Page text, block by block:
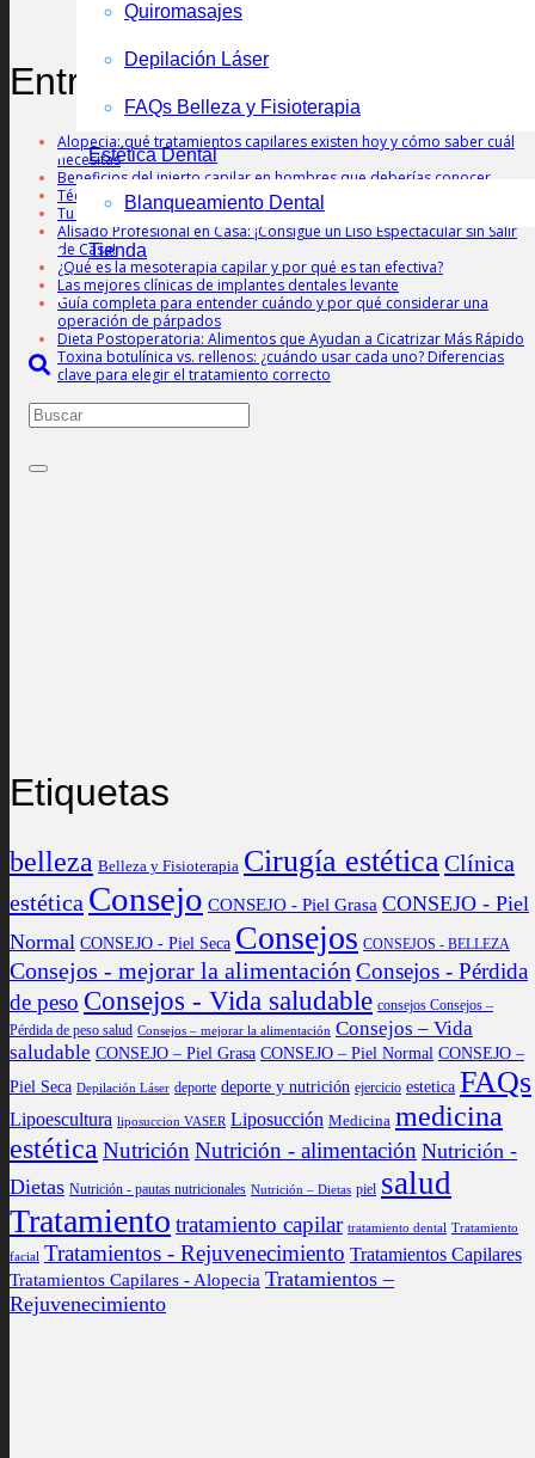
Quiromasajes
Depilación Láser
FAQs Belleza y Fisioterapia
Estética Dental
Blanqueamiento Dental
Tienda
Entradas recientes
Alopecia: qué tratamientos capilares existen hoy y cómo saber cuál
necesitas
Beneficios del injerto capilar en hombres que deberías conocer
Técnicas de Cirugía de Pecho
Tu Sonrisa, descubre los Pilares de la Odontología Moderna
Alisado Profesional en Casa: ¡Consigue un Liso Espectacular sin Salir
de Casa!
¿Qué es la mesoterapia capilar y por qué es tan efectiva?
Las mejores clínicas de implantes dentales levante
Guía completa para entender cuándo y por qué considerar una
operación de párpados
Dieta Postoperatoria: Alimentos que Ayudan a Cicatrizar Más Rápido
Toxina botulínica vs. rellenos: ¿cuándo usar cada uno? Diferencias
clave para elegir el tratamiento correcto
Etiquetas
belleza Belleza y Fisioterapia Cirugía estéticaClínica
estética Consejo CONSEJO - Piel Grasa CONSEJO - Piel
Normal CONSEJO - Piel Seca Consejos CONSEJOS - BELLEZA
Consejos - mejorar la alimentación Consejos - Pérdida
de peso Consejos - Vida saludable consejos Consejos –
Pérdida de peso salud Consejos – mejorar la alimentación Consejos – Vida
saludable CONSEJO – Piel Grasa CONSEJO – Piel Normal CONSEJO –
Piel Seca Depilación Láser deporte deporte y nutrición ejercicio estetica FAQs
Lipoescultura liposuccion VASER Liposucción Medicina medicina
estética Nutrición Nutrición - alimentación Nutrición -
Dietas Nutrición - pautas nutricionales Nutrición – Dietas piel salud
Tratamiento tratamiento capilar tratamiento dental Tratamiento
facial Tratamientos - Rejuvenecimiento Tratamientos Capilares
Tratamientos Capilares - Alopecia Tratamientos –
Rejuvenecimiento